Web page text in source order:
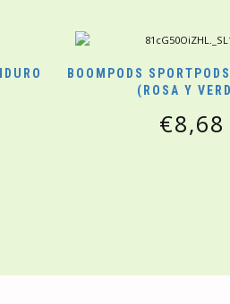
BOOMPODS
(ROSA Y
€8,68